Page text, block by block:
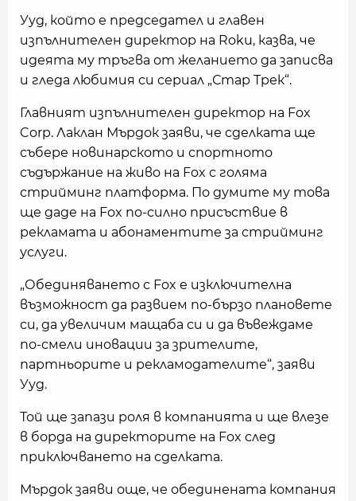
Ууд, който е председател и главен
изпълнителен директор на Roku, казва, че
идеята му тръгва от желанието да записва
и гледа любимия си сериал „Стар Трек“.
Главният изпълнителен директор на Fox
Corp. Лаклан Мърдок заяви, че сделката ще
събере новинарското и спортното
съдържание на живо на Fox с голяма
стрийминг платформа. По думите му това
ще даде на Fox по-силно присъствие в
рекламата и абонаментите за стрийминг
услуги.
„Обединяването с Fox е изключителна
възможност да развием по-бързо плановете
си, да увеличим мащаба си и да въвеждаме
по-смели иновации за зрителите,
партньорите и рекламодателите“, заяви
Ууд.
Той ще запази роля в компанията и ще влезе
в борда на директорите на Fox след
приключването на сделката.
Мърдок заяви още, че обединената компания